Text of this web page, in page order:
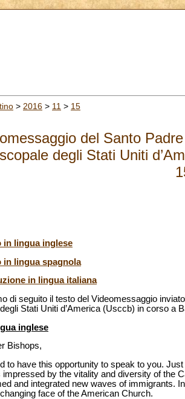
> 2016 > 11 > 15
del Santo
degli Stati Uniti
in lingua inglese
in lingua spagnola
in lingua italiana
di seguito il testo del Videomessaggio
Stati Uniti d’America (Usccb) in corso a
inglese
Bishops,
to have this opportunity to speak to you.
impressed by the vitality and diversity of the
and integrated new waves of immigrants.
face of the American Church.